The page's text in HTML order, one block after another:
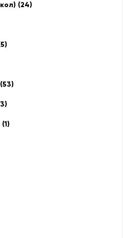
(24)
5)
53)
3)
(1)